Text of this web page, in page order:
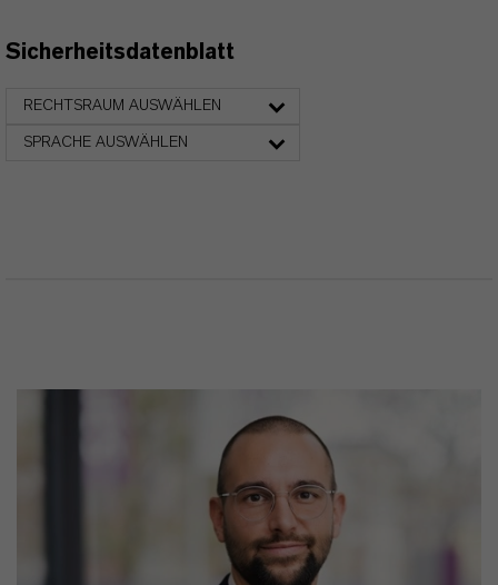
Sicherheitsdatenblatt
RECHTSRAUM AUSWÄHLEN
SPRACHE AUSWÄHLEN